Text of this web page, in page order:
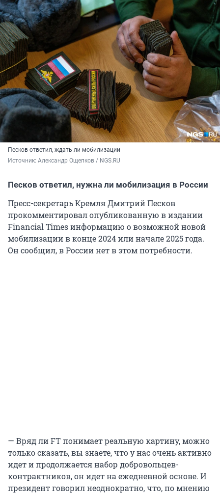
Песков ответил, ждать ли мобилизации
Источник: Александр Ощепков / NGS.RU
Песков ответил, нужна ли мобилизация в России
Пресс-секретарь Кремля Дмитрий Песков
прокомментировал опубликованную в издании
Financial Times информацию о возможной новой
мобилизации в конце 2024 или начале 2025 года.
Он сообщил, в России нет в этом потребности.
— Вряд ли FT понимает реальную картину, можно
только сказать, вы знаете, что у нас очень активно
идет и продолжается набор добровольцев-
контрактников, он идет на ежедневной основе. И
президент говорил неоднократно, что, по мнению